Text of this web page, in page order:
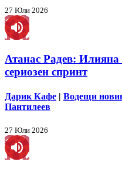
27 Юли 2026
Атанас Радев: Илияна
сериозен спринт
Дарик Кафе | Водещи
Пантилеев
27 Юли 2026